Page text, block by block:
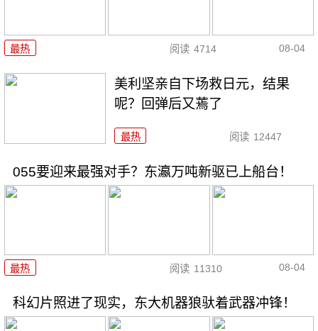
最热 阅读 4714 08-04
美利坚亲自下场救日元，结果
呢？回弹后又蔫了
最热 阅读 12447
055要迎来最强对手？东瀛万吨新驱已上船台！
最热 阅读 11310 08-04
科幻片照进了现实，东大机器狼驮着武器冲锋！